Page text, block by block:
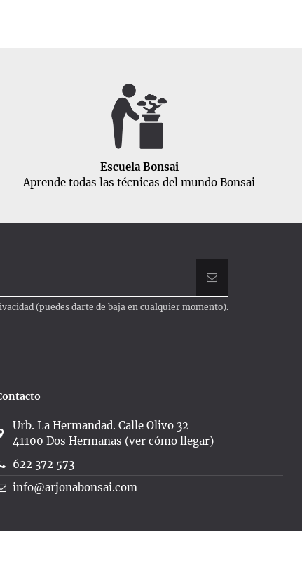
Escuela Bonsai
Aprende todas las técnicas del mundo Bonsai
(puedes darte de baja en cualquier momento).
Urb. La Hermandad. Calle Olivo 32
41100 Dos Hermanas (ver cómo llegar)
622 372 573
info@arjonabonsai.com